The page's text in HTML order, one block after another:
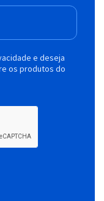
e deseja
os produtos do